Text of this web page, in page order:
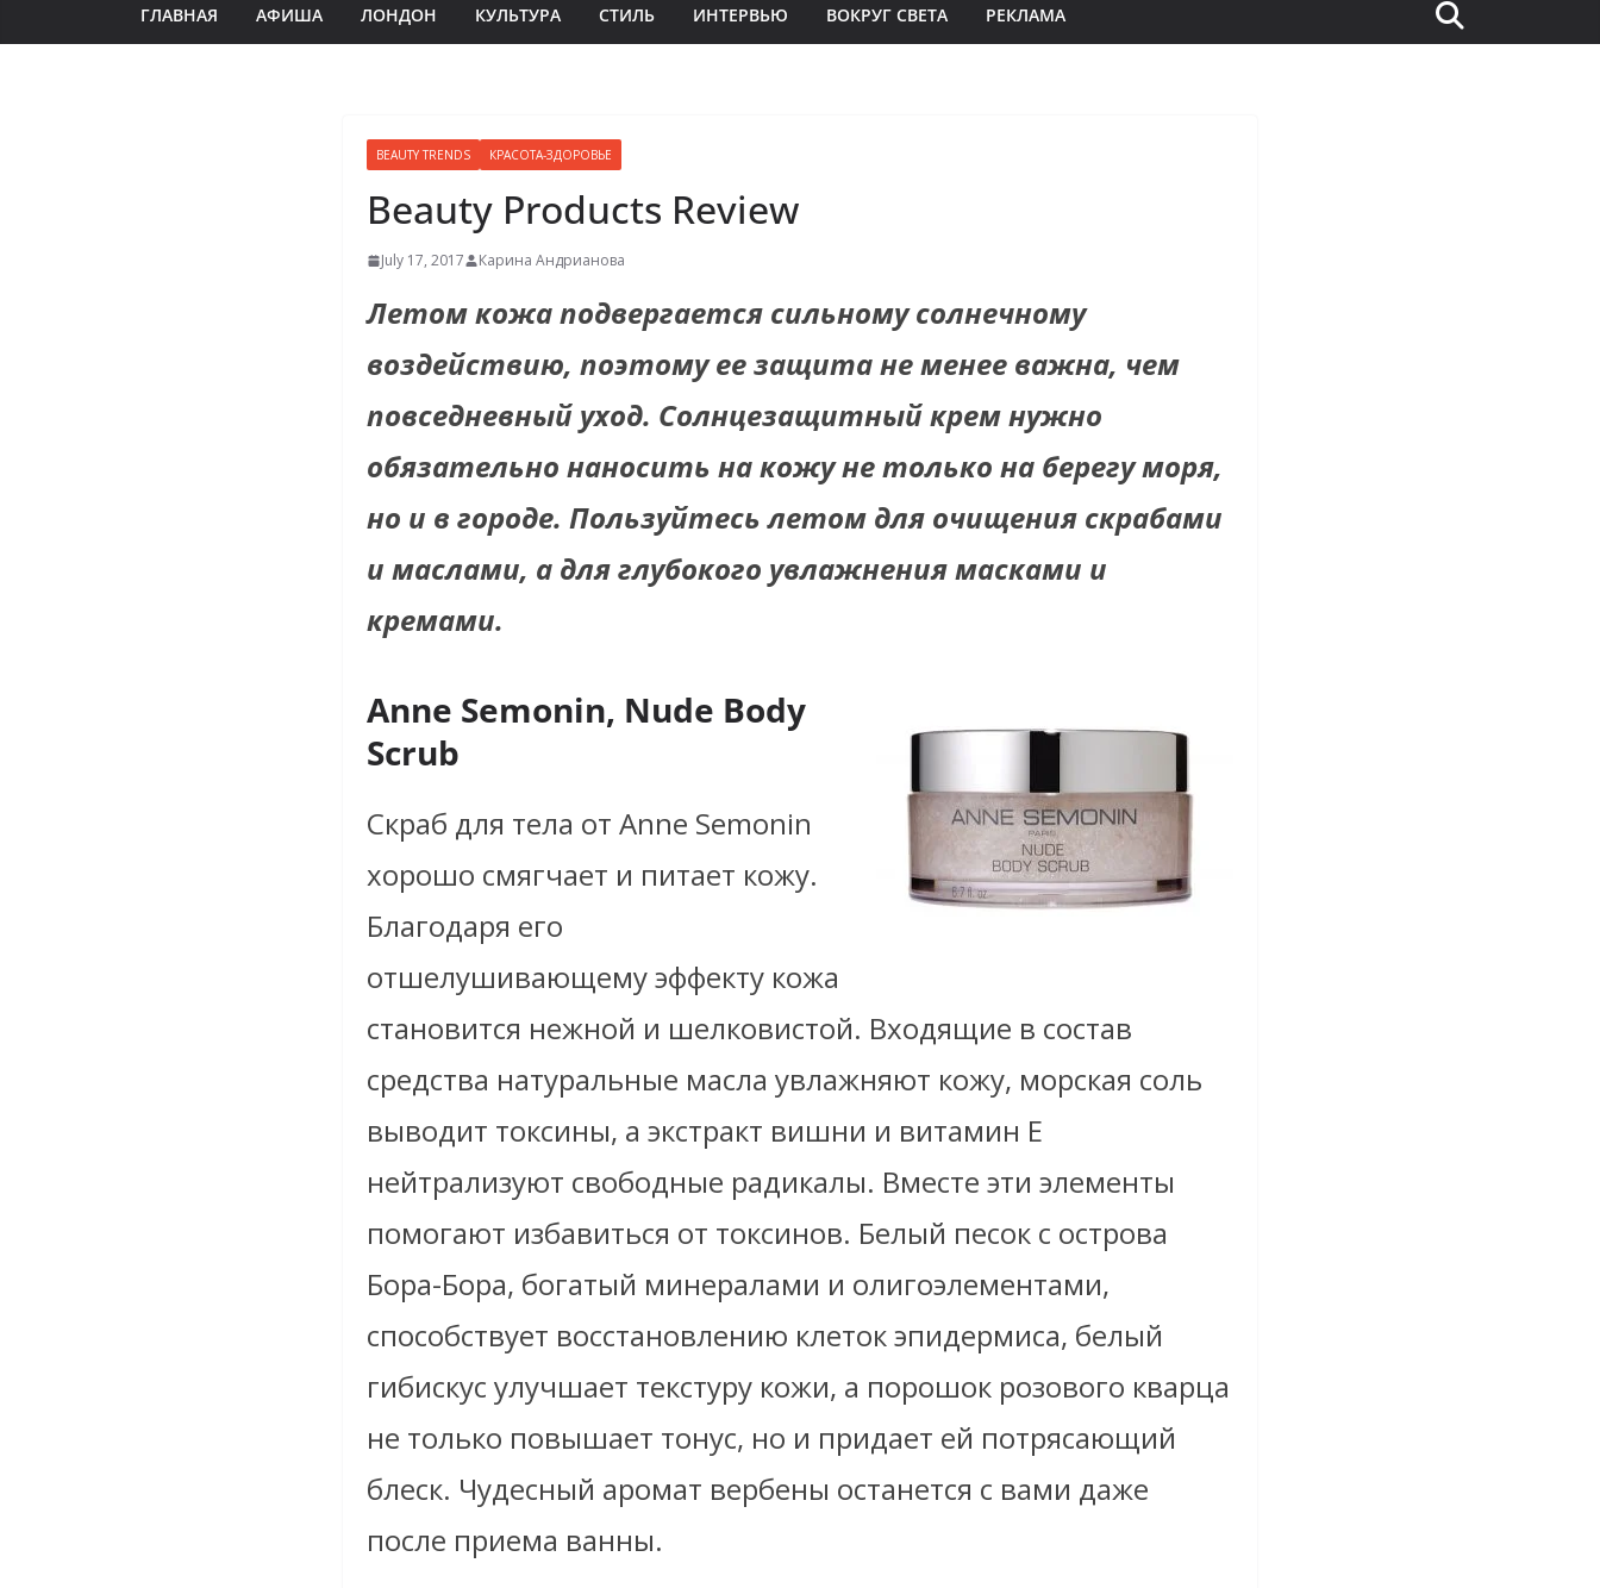
ГЛАВНАЯ АФИША ЛОНДОН КУЛЬТУРА СТИЛЬ ИНТЕРВЬЮ ВОКРУГ СВЕТА РЕКЛАМА
BEAUTY TRENDS КРАСОТА-ЗДОРОВЬЕ
Beauty Products Review
July 17, 2017 Карина Андрианова
Летом кожа подвергается сильному солнечному
воздействию, поэтому ее защита не менее важна, чем
повседневный уход. Солнцезащитный крем нужно
обязательно наносить на кожу не только на берегу моря,
но и в городе. Пользуйтесь летом для очищения скрабами
и маслами, а для глубокого увлажнения масками и
кремами.
Anne Semonin, Nude Body
Scrub
Скраб для тела от Anne Semonin
хорошо смягчает и питает кожу.
Благодаря его
отшелушивающему эффекту кожа
становится нежной и шелковистой. Входящие в состав
средства натуральные масла увлажняют кожу, морская соль
выводит токсины, а экстракт вишни и витамин Е
нейтрализуют свободные радикалы. Вместе эти элементы
помогают избавиться от токсинов. Белый песок с острова
Бора-Бора, богатый минералами и олигоэлементами,
способствует восстановлению клеток эпидермиса, белый
гибискус улучшает текстуру кожи, а порошок розового кварца
не только повышает тонус, но и придает ей потрясающий
блеск. Чудесный аромат вербены останется с вами даже
после приема ванны.